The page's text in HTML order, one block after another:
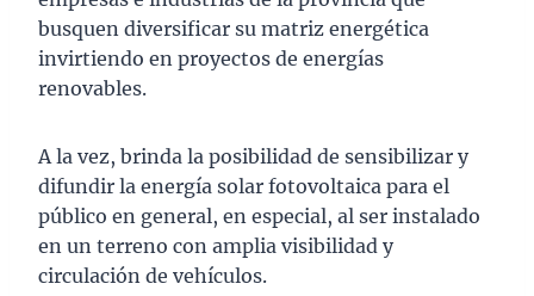
busquen diversificar su matriz energética
invirtiendo en proyectos de energías
renovables.
A la vez, brinda la posibilidad de sensibilizar y
difundir la energía solar fotovoltaica para el
público en general, en especial, al ser instalado
en un terreno con amplia visibilidad y
circulación de vehículos.